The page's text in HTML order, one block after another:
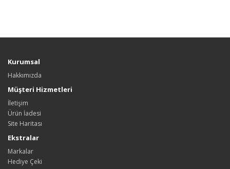
Kurumsal
Hakkımızda
Müşteri Hizmetleri
İletişim
Ürün İadesi
Site Haritası
Ekstralar
Markalar
Hediye Çeki